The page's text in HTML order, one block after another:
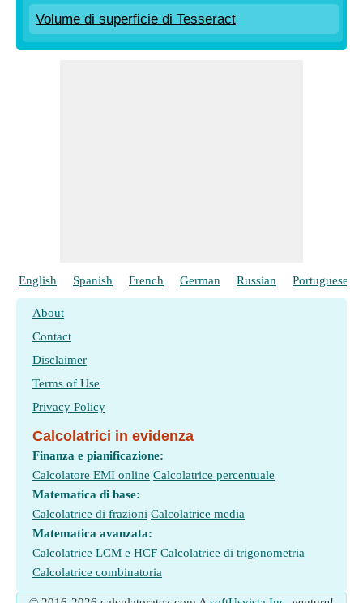
Volume di superficie di Tesseract
English Spanish French German Russian Portuguese
About
Contact
Disclaimer
Terms of Use
Privacy Policy
Calcolatrici in evidenza
Finanza e pianificazione:
Calcolatore EMI online Calcolatrice percentuale
Matematica di base:
Calcolatrice di frazioni Calcolatrice media
Matematica avanzata:
Calcolatrice LCM e HCF Calcolatrice di trigonometria
Calcolatrice combinatoria